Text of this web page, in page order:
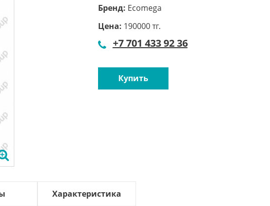
Бренд: Ecomega
Цена: 190000 тг.
+7 701 433 92 36
Купить
Характеристика